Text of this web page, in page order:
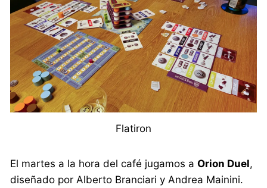
Flatiron
El martes a la hora del café jugamos aOrion Duel,
diseñado por Alberto Branciari y Andrea Mainini.